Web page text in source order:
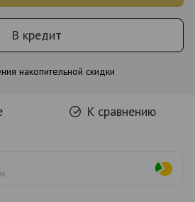
В кредит
накопительной скидки
К сравнению